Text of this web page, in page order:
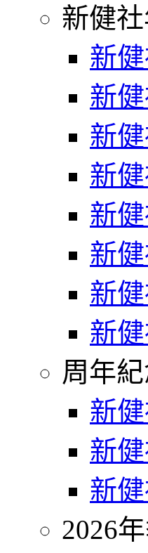
新健
新
新
新
新
新
新
新
新
周年紀
新
新
新
2026